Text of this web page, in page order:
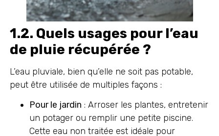
1.2. Quels usages pour l’eau
de pluie récupérée ?
L’eau pluviale, bien qu’elle ne soit pas potable,
peut être utilisée de multiples façons :
Pour le jardin : Arroser les plantes, entretenir
un potager ou remplir une petite piscine.
Cette eau non traitée est idéale pour